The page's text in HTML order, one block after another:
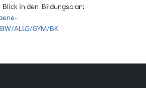
in den Bildungsplan:
ALLG/GYM/BK